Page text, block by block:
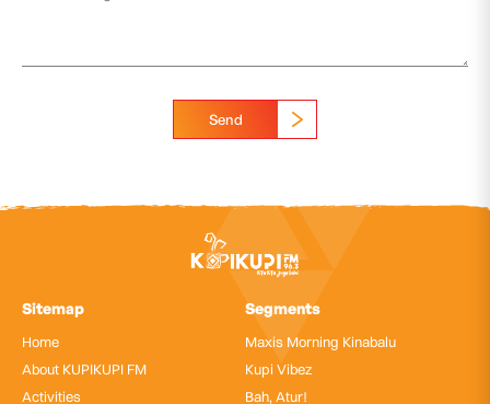
Send
Sitemap
Home
About KUPIKUPI FM
Activities
Segments
Maxis Morning Kinabalu
Kupi Vibez
Bah, Atur!